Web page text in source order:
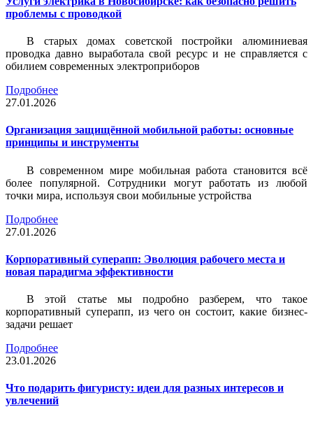
проблемы с проводкой
В старых домах советской постройки алюминиевая
проводка давно выработала свой ресурс и не справляется с
обилием современных электроприборов
Подробнее
27.01.2026
Организация защищённой мобильной работы: основные
принципы и инструменты
В современном мире мобильная работа становится всё
более популярной. Сотрудники могут работать из любой
точки мира, используя свои мобильные устройства
Подробнее
27.01.2026
Корпоративный суперапп: Эволюция рабочего места и
новая парадигма эффективности
В этой статье мы подробно разберем, что такое
корпоративный суперапп, из чего он состоит, какие бизнес-
задачи решает
Подробнее
23.01.2026
Что подарить фигуристу: идеи для разных интересов и
увлечений